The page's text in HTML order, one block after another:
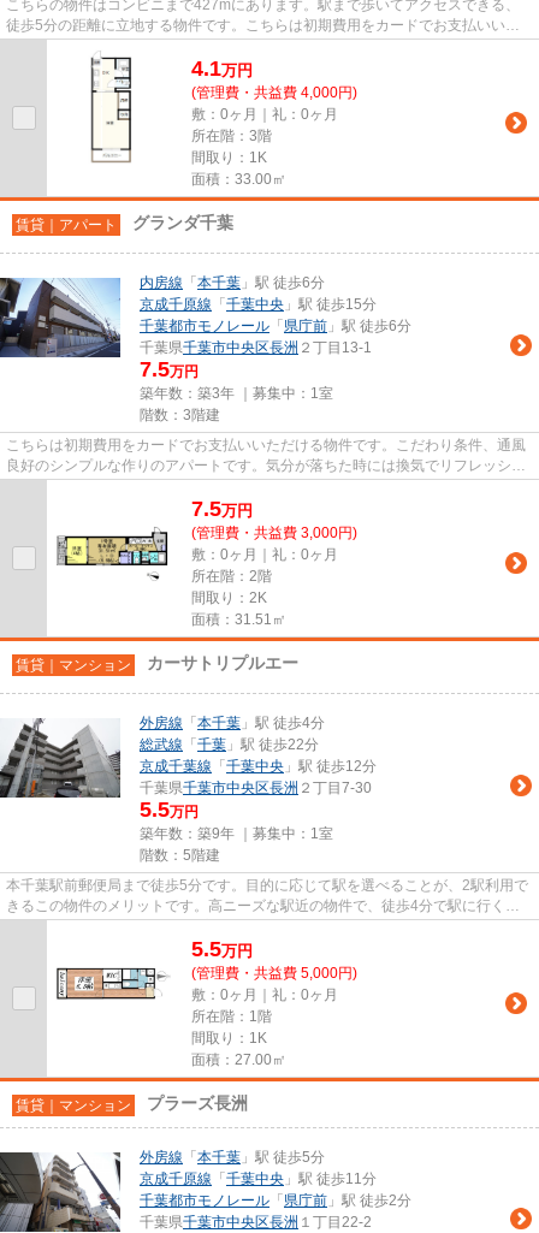
こちらの物件はコンビニまで427mにあります。駅まで歩いてアクセスできる、
徒歩5分の距離に立地する物件です。こちらは初期費用をカードでお支払いいた
4.1万円
(管理費・共益費 4,000円)
敷：0ヶ月｜礼：0ヶ月
所在階：3階
間取り：1K
面積：33.00㎡
賃貸｜アパート グランダ千葉
内房線 「 本千葉 」駅 徒歩6分
京成千原線 「 千葉中央 」駅 徒歩15分
千葉都市モノレール 「 県庁前 」駅 徒歩6分
千葉県千葉市中央区長洲 ２丁目13-1
7.5万円
築年数：築3年 ｜募集中： 1室
階数：3階建
こちらは初期費用をカードでお支払いいただける物件です。こだわり条件、通風
良好のシンプルな作りのアパートです。気分が落ちた時には換気でリフレッシュ
7.5万円
(管理費・共益費 3,000円)
敷：0ヶ月｜礼：0ヶ月
所在階：2階
間取り：2K
面積：31.51㎡
賃貸｜マンション カーサトリプルエー
外房線 「 本千葉 」駅 徒歩4分
総武線 「 千葉 」駅 徒歩22分
京成千葉線 「 千葉中央 」駅 徒歩12分
千葉県千葉市中央区長洲 ２丁目7-30
5.5万円
築年数：築9年 ｜募集中： 1室
階数：5階建
本千葉駅前郵便局まで徒歩5分です。目的に応じて駅を選べることが、2駅利用で
きるこの物件のメリットです。高ニーズな駅近の物件で、徒歩4分で駅に行くこ
5.5万円
(管理費・共益費 5,000円)
敷：0ヶ月｜礼：0ヶ月
所在階：1階
間取り：1K
面積：27.00㎡
賃貸｜マンション プラーズ長洲
外房線 「 本千葉 」駅 徒歩5分
京成千原線 「 千葉中央 」駅 徒歩11分
千葉都市モノレール 「 県庁前 」駅 徒歩2分
千葉県千葉市中央区長洲 １丁目22-2